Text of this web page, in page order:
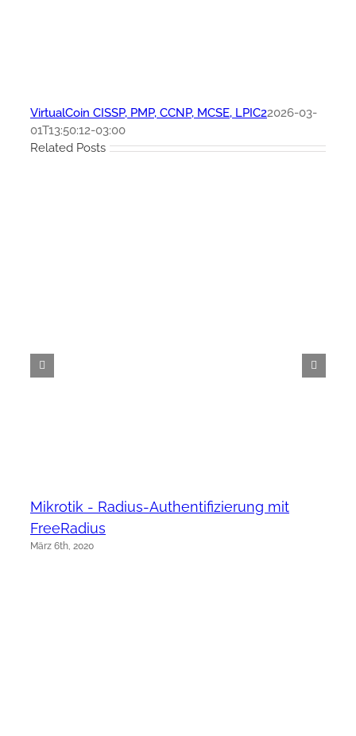
VirtualCoin CISSP, PMP, CCNP, MCSE, LPIC22026-03-
01T13:50:12-03:00
Related Posts
Mikrotik - Radius-Authentifizierung mit
FreeRadius
März 6th, 2020